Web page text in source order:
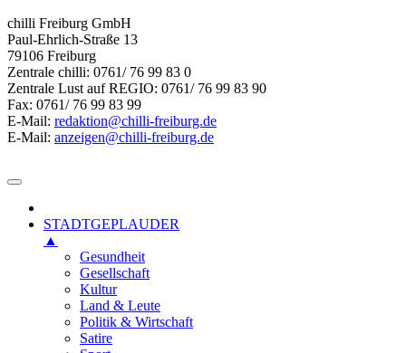
chilli Freiburg GmbH
Paul-Ehrlich-Straße 13
79106 Freiburg
Zentrale chilli: 0761/ 76 99 83 0
Zentrale Lust auf REGIO: 0761/ 76 99 83 90
Fax: 0761/ 76 99 83 99
E-Mail: redaktion@chilli-freiburg.de
E-Mail: anzeigen@chilli-freiburg.de
STADTGEPLAUDER
▲
Gesundheit
Gesellschaft
Kultur
Land & Leute
Politik & Wirtschaft
Satire